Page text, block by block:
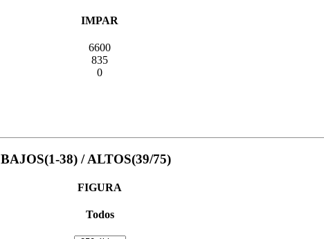
IMPAR
6600
835
0
BAJOS(1-38) / ALTOS(39/75)
FIGURA
Todos